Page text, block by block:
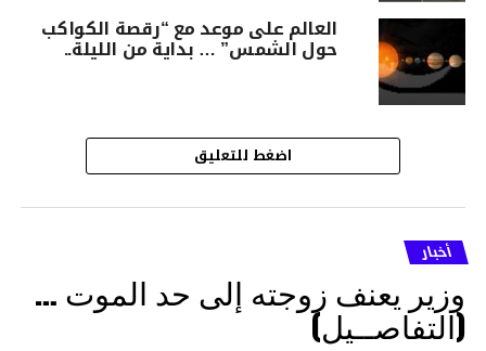
العالم على موعد مع “رقصة الكواكب
حول الشمس” … بداية من الليلة..
اضغط للتعليق
أخبار
وزير يعنف زوجته إلى حد الموت …
(التفاصــيل)